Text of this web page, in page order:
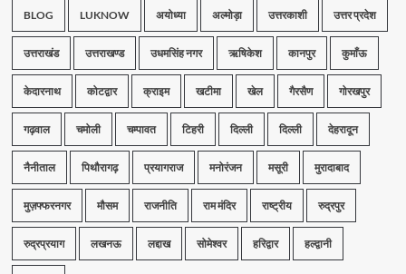
BLOG LUKNOW अयोध्या अल्मोड़ा उत्तरकाशी उत्तर प्रदेश
उत्तराखंड उत्तराखण्ड उधमसिंह नगर ऋषिकेश कानपुर कुमाँऊ
केदारनाथ कोटद्वार क्राइम खटीमा खेल गैरसैण गोरखपुर
गढ़वाल चमोली चम्पावत टिहरी दिल्ली दिल्ली देहरादून
नैनीताल पिथौरागढ़ प्रयागराज मनोरंजन मसूरी मुरादाबाद
मुज़फ्फरनगर मौसम राजनीति राम मंदिर राष्ट्रीय रुद्रपुर
रुद्रप्रयाग लखनऊ लद्दाख सोमेश्वर हरिद्वार हल्द्वानी